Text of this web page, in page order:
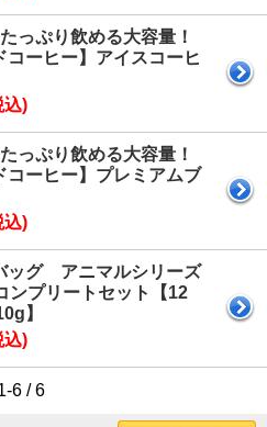
っぷり飲める大容量！
コーヒー】アイスコーヒ
込)
っぷり飲める大容量！
コーヒー】プレミアムブ
込)
ッグ アニマルシリーズ
プリートセット【12
】
込)
6 / 6